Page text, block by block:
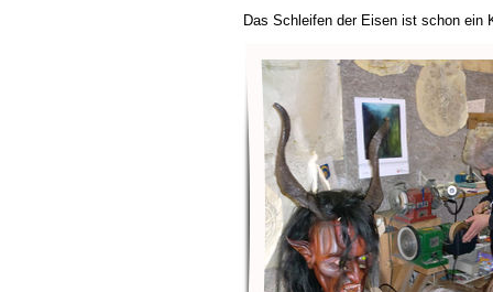
Das Schleifen der Eisen ist schon ein